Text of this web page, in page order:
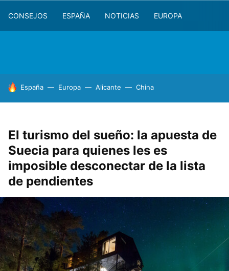
CONSEJOS ESPAÑA NOTICIAS EUROPA
HOY SE HABLA DE
España Europa Alicante China
El turismo del sueño: la apuesta de
Suecia para quienes les es
imposible desconectar de la lista
de pendientes